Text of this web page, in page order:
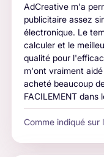
AdCreative m'a
publicitaire assez
électronique. Le
calculer et le
qualité pour
m'ont vraiment
acheté beaucoup
FACILEMENT dans
Comme indiqué sur